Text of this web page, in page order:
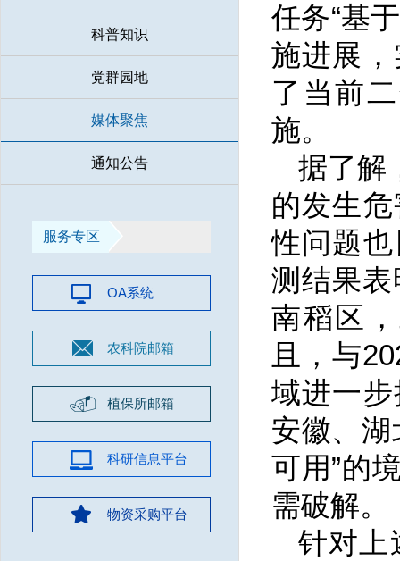
科普知识
党群园地
媒体聚焦
通知公告
服务专区
OA系统
农科院邮箱
植保所邮箱
科研信息平台
物资采购平台
任务“基
施进展
了当前
施。
据了解
的发生
性问题
测结果
南稻区
且，与
域进一
安徽、
可用”的
需破解。
针对上